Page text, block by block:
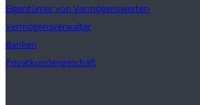
Eigentümer von Vermögenswerten
Vermögensverwalter
Banken
Privatkundengeschäft